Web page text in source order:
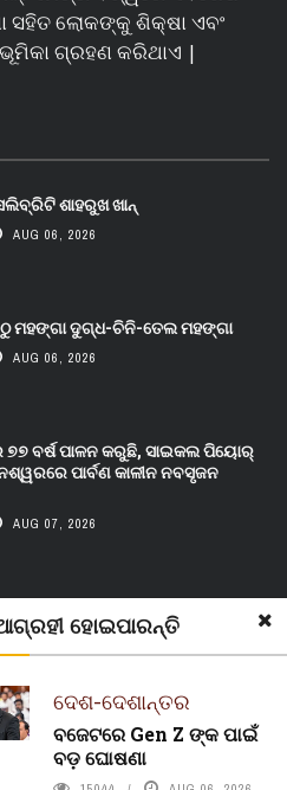
ହୋଇପାରନ୍ତି
ଦେଶ-ଦେଶାନ୍ତର
ବଜେଟରେ Gen Z ଙ୍କ ପାଇଁ
ବଡ଼ ଘୋଷଣା
ସହିତ ଲୋକଙ୍କୁ ଶିକ୍ଷା ଏବଂ
ଗ୍ରହଣ କରିଥାଏ |
ଶାହରୁଖ ଖାନ୍
AUG 06, 2026
ଦୁଗ୍ଧ-ଚିନି-ତେଲ ମହଙ୍ଗା
AUG 06, 2026
୭୭ ବର୍ଷ ପାଳନ କରୁଛି, ସାଇକଲ ପିୟୋର୍‌
ପାର୍ବଣ କାଳୀନ ନବସୃଜନ
AUG 07, 2026